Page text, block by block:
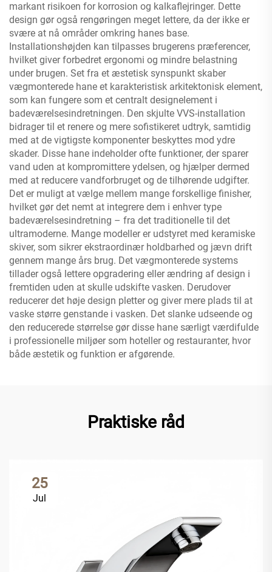
markant risikoen for korrosion og kalkaflejringer. Dette
design gør også rengøringen meget lettere, da der ikke er
svære at nå områder omkring hanes base.
Installationshøjden kan tilpasses brugerens præferencer,
hvilket giver forbedret ergonomi og mindre belastning
under brugen. Set fra et æstetisk synspunkt skaber
vægmonterede hane et karakteristisk arkitektonisk element,
som kan fungere som et centralt designelement i
badeværelsesindretningen. Den skjulte VVS-installation
bidrager til et renere og mere sofistikeret udtryk, samtidig
med at de vigtigste komponenter beskyttes mod ydre
skader. Disse hane indeholder ofte funktioner, der sparer
vand uden at kompromittere ydelsen, og hjælper dermed
med at reducere vandforbruget og de tilhørende udgifter.
Det er muligt at vælge mellem mange forskellige finisher,
hvilket gør det nemt at integrere dem i enhver type
badeværelsesindretning – fra det traditionelle til det
ultramoderne. Mange modeller er udstyret med keramiske
skiver, som sikrer ekstraordinær holdbarhed og jævn drift
gennem mange års brug. Det vægmonterede systems
tillader også lettere opgradering eller ændring af design i
fremtiden uden at skulle udskifte vasken. Derudover
reducerer det høje design pletter og giver mere plads til at
vaske større genstande i vasken. Det slanke udseende og
den reducerede størrelse gør disse hane særligt værdifulde
i professionelle miljøer som hoteller og restauranter, hvor
både æstetik og funktion er afgørende.
Praktiske råd
25
Jul